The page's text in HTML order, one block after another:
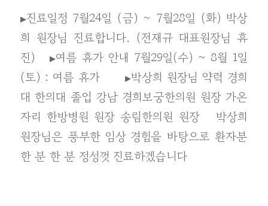
▸진료일정 7월24일 (금) ~ 7월28일 (화) 박상
희 원장님 진료합니다. (전재규 대표원장님 휴
진) ▸여름 휴가 안내 7월29일(수) ~ 8월 1일
(토) : 여름 휴가 ▸박상희 원장님 약력 경희
대 한의대 졸업 강남 경희보궁한의원 원장 가온
자리 한방병원 원장 송림한의원 원장 박상희
원장님은 풍부한 임상 경험을 바탕으로 환자분
한 분 한 분 정성껏 진료하겠습니다